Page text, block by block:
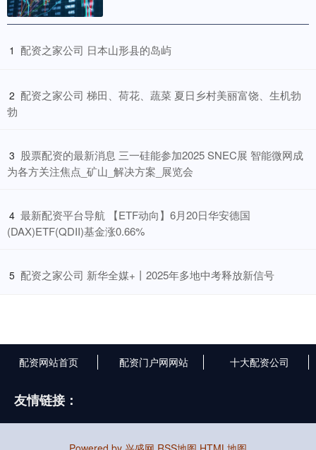
1 ​配资之家公司 日本山形县的岛屿
2 ​配资之家公司 梯田、荷花、蔬菜 夏日乡村美丽富饶、生机勃
勃
3 ​股票配资的最新消息 三一硅能参加2025 SNEC展 智能微网成
为各方关注焦点_矿山_解决方案_展览会
4 ​最新配资平台导航 【ETF动向】6月20日华安德国
(DAX)ETF(QDII)基金涨0.66%
5 ​配资之家公司 新华全媒+丨2025年多地中考释放新信号
配资网站首页 配资门户网网站 十大配资公司
友情链接：